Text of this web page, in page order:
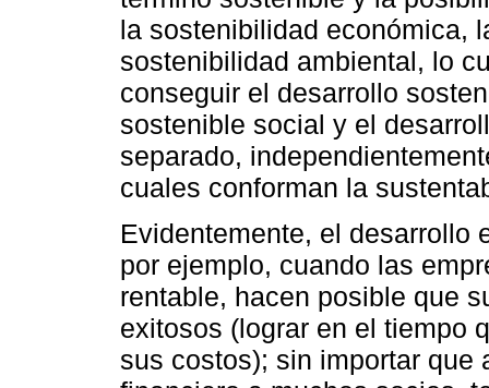
la sostenibilidad económica,
sostenibilidad ambiental, lo
conseguir el desarrollo
sostenible social y el
separado,
cuales conforman la
Evidentemente, el desarrollo
por ejemplo, cuando las
rentable, hacen posible que
exitosos (lograr en el tiempo
sus costos); sin importar que